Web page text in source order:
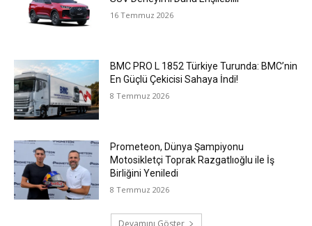
16 Temmuz 2026
BMC PRO L 1852 Türkiye Turunda: BMC’nin
En Güçlü Çekicisi Sahaya İndi!
8 Temmuz 2026
Prometeon, Dünya Şampiyonu
Motosikletçi Toprak Razgatlıoğlu ile İş
Birliğini Yeniledi
8 Temmuz 2026